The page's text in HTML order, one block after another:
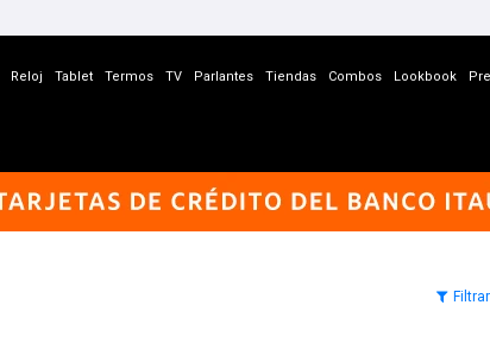
Reloj Tablet Termos TV Parlantes Tiendas Combos Lookbook